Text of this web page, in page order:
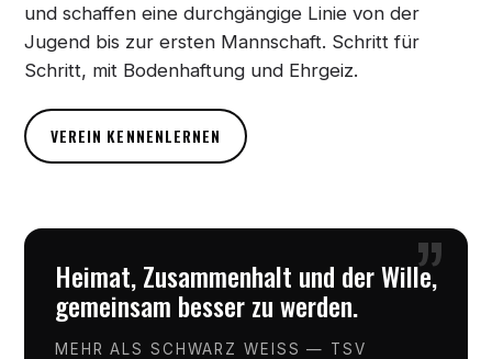
und schaffen eine durchgängige Linie von der
Jugend bis zur ersten Mannschaft. Schritt für
Schritt, mit Bodenhaftung und Ehrgeiz.
VEREIN KENNENLERNEN
”
Heimat, Zusammenhalt und der Wille,
gemeinsam besser zu werden.
MEHR ALS SCHWARZ WEISS — TSV